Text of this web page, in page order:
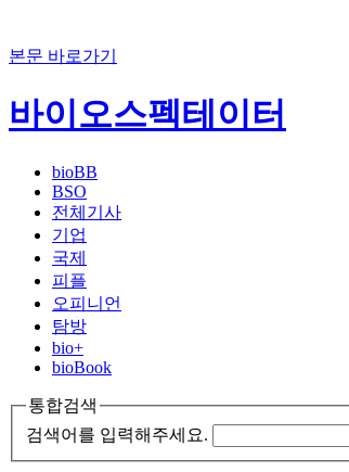
본문 바로가기
바이오스펙테이터
bioBB
BSO
전체기사
기업
국제
피플
오피니언
탐방
bio+
bioBook
통합검색
검색어를 입력해주세요.